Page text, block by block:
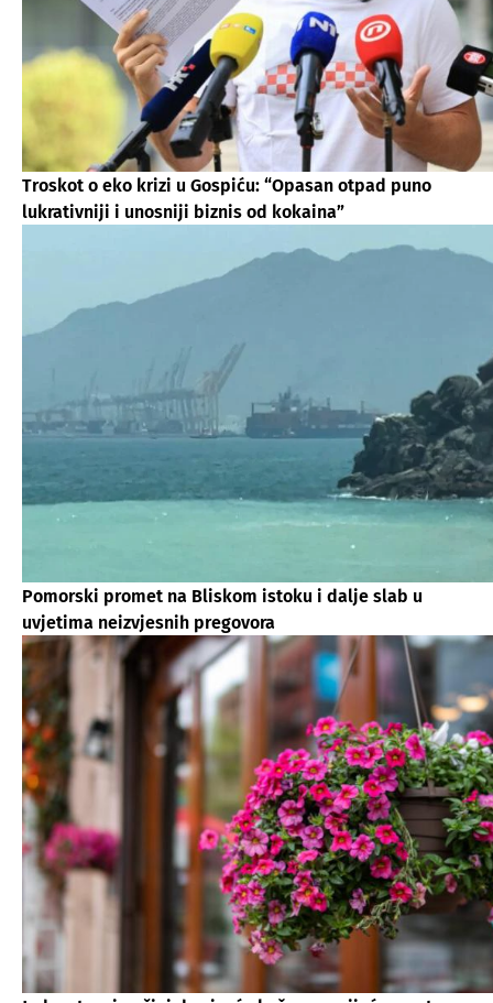
Troskot o eko krizi u Gospiću: “Opasan otpad puno
lukrativniji i unosniji biznis od kokaina”
Pomorski promet na Bliskom istoku i dalje slab u
uvjetima neizvjesnih pregovora